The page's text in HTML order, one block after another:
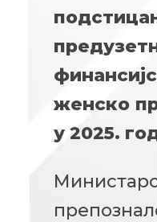
женско
у 2025.